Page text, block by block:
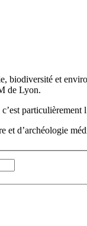
biodiversité et
de Lyon.
et d’archéologie